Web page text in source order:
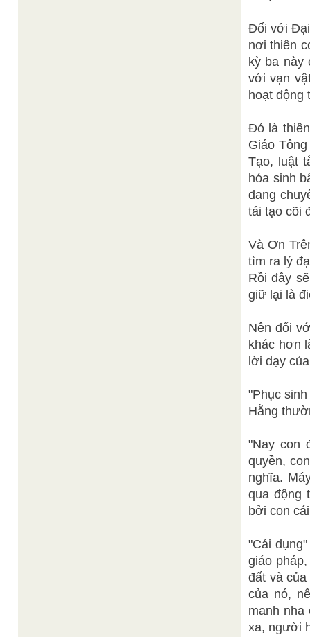
Đối với
nơi thiên
kỳ ba này
với vạn
hoạt động
Đó là
Giáo
Tạo, luật
hóa sinh
đang
tái tạo cõi
Và Ơn
tìm ra lý
Rồi đây
giữ lại là
Nên đối
khác hơn
lời dạy
"Phục
Hằng
"Nay con
quyền,
nghĩa.
qua động
bởi con
"Cái
giáo
đất và
của nó,
manh
xa, người